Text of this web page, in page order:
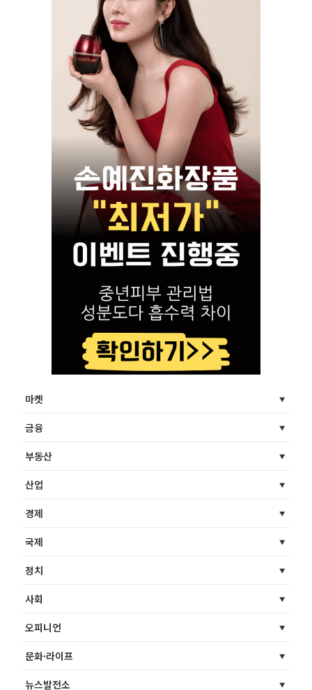
마켓
금융
부동산
산업
경제
국제
정치
사회
오피니언
문화·라이프
뉴스발전소